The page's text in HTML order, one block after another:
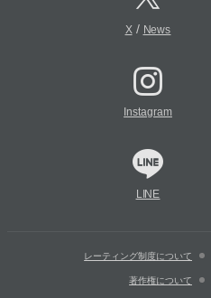
X/ News
Instagram
LINE
レーティング制度について
著作権について